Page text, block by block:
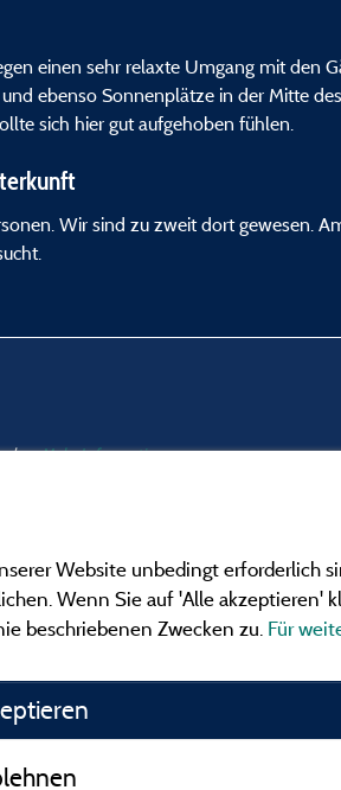
einen sehr relaxte Umgang mit den
ebenso Sonnenplätze in der Mitte
sich hier gut aufgehoben fühlen.
Wir sind zu zweit dort gewesen.
Mehr Informationen
Website unbedingt erforderlich
Wenn Sie auf 'Alle akzeptieren'
beschriebenen Zwecken zu. Für